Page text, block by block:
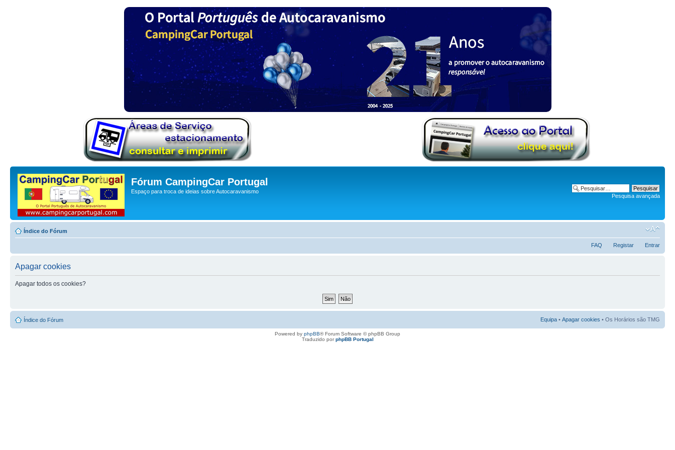
Fórum CampingCar Portugal
Espaço para troca de ideias sobre Autocaravanismo
Pesquisa avançada
Índice do Fórum
FAQ Registar Entrar
Apagar cookies
Apagar todos os cookies?
Índice do Fórum Equipa • Apagar cookies • Os Horários são TMG
Powered by phpBB® Forum Software © phpBB Group
Traduzido porphpBB Portugal